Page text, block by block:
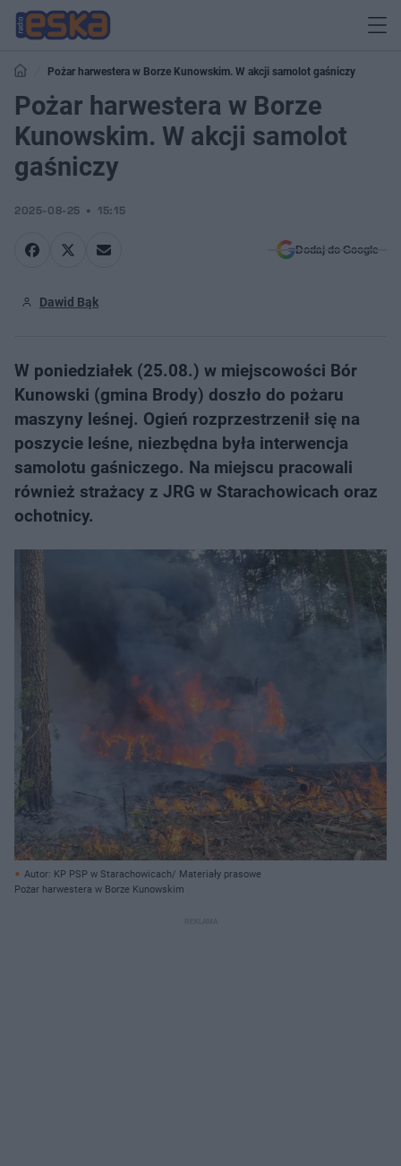
Pożar harwestera w Borze Kunowskim. W akcji samolot gaśniczy
Pożar harwestera w Borze
Kunowskim. W akcji samolot
gaśniczy
2025-08-25 15:15
Dodaj do Google
Dawid Bąk
W poniedziałek (25.08.) w miejscowości Bór
Kunowski (gmina Brody) doszło do pożaru
maszyny leśnej. Ogień rozprzestrzenił się na
poszycie leśne, niezbędna była interwencja
samolotu gaśniczego. Na miejscu pracowali
również strażacy z JRG w Starachowicach oraz
ochotnicy.
Autor: KP PSP w Starachowicach/ Materiały prasowe
Pożar harwestera w Borze Kunowskim